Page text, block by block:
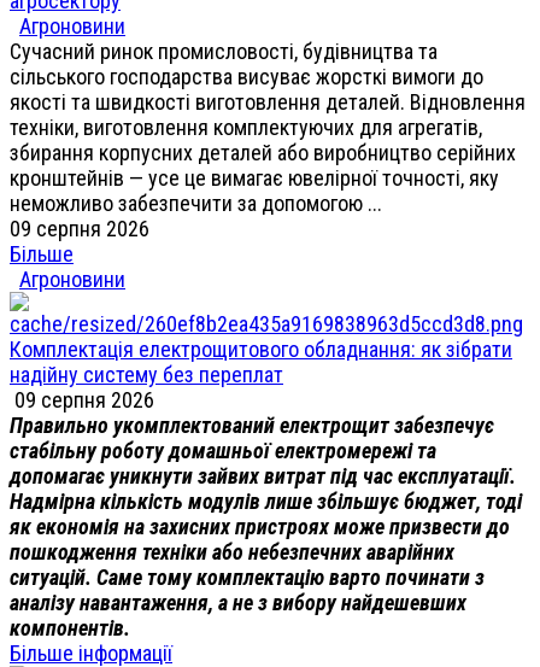
Агроновини
Сучасний ринок промисловості, будівництва та
сільського господарства висуває жорсткі вимоги до
якості та швидкості виготовлення деталей. Відновлення
техніки, виготовлення комплектуючих для агрегатів,
збирання корпусних деталей або виробництво серійних
кронштейнів — усе це вимагає ювелірної точності, яку
неможливо забезпечити за допомогою ...
09 серпня 2026
Більше
Агроновини
Комплектація електрощитового обладнання: як зібрати
надійну систему без переплат
09 серпня 2026
Правильно укомплектований електрощит забезпечує
стабільну роботу домашньої електромережі та
допомагає уникнути зайвих витрат під час експлуатації.
Надмірна кількість модулів лише збільшує бюджет, тоді
як економія на захисних пристроях може призвести до
пошкодження техніки або небезпечних аварійних
ситуацій. Саме тому комплектацію варто починати з
аналізу навантаження, а не з вибору найдешевших
компонентів.
Більше інформації